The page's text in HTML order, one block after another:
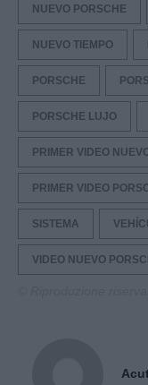
NUEVO PORSCHE
NUEVO TIEMPO
PORSCHE
PORSCHE LUJO
PRIMER VIDEO
PRIMER VIDEO
SISTEMA
VIDEO NUEVO